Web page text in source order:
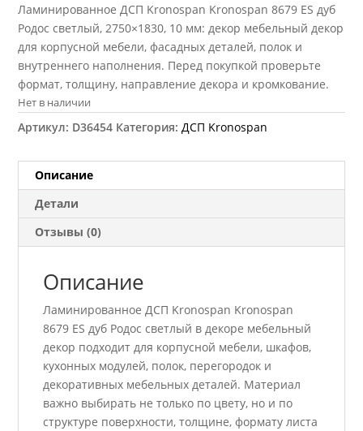
Ламинированное ДСП Kronospan Kronospan 8679 ES дуб
Родос светлый, 2750×1830, 10 мм: декор мебельный декор
для корпусной мебели, фасадных деталей, полок и
внутреннего наполнения. Перед покупкой проверьте
формат, толщину, направление декора и кромкование.
Нет в наличии
Артикул: D36454 Категория: ДСП Kronospan
Описание
Детали
Отзывы (0)
Описание
Ламинированное ДСП Kronospan Kronospan
8679 ES дуб Родос светлый в декоре мебельный
декор подходит для корпусной мебели, шкафов,
кухонных модулей, полок, перегородок и
декоративных мебельных деталей. Материал
важно выбирать не только по цвету, но и по
структуре поверхности, толщине, формату листа